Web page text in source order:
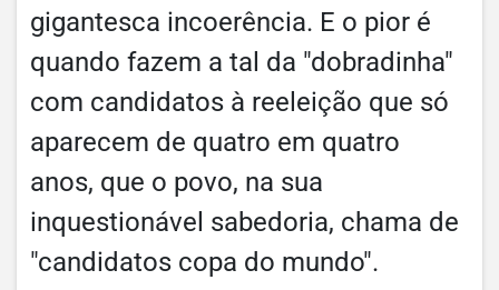
gigantesca incoerência. E o pior é
quando fazem a tal da "dobradinha"
com candidatos à reeleição que só
aparecem de quatro em quatro
anos, que o povo, na sua
inquestionável sabedoria, chama de
"candidatos copa do mundo".